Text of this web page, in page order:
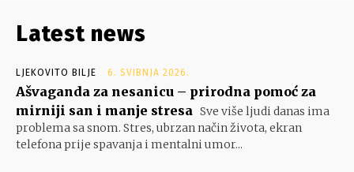
Latest news
LJEKOVITO BILJE 6. SVIBNJA 2026.
Ašvaganda za nesanicu – prirodna pomoć za
mirniji san i manje stresa Sve više ljudi danas ima
problema sa snom. Stres, ubrzan način života, ekran
telefona prije spavanja i mentalni umor...